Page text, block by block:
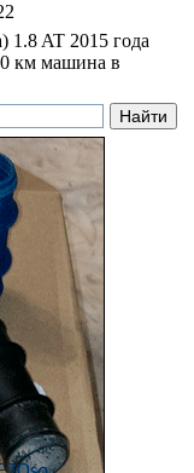
1.8 AT 2015 года
км машина в